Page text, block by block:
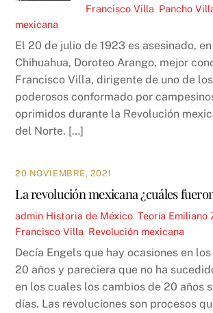
Francisco Villa Pancho
mexicana
El 20 de julio de 1923 es asesinado,
Chihuahua, Doroteo Arango, mejor
Francisco Villa, dirigente de uno de
poderosos conformado por
oprimidos durante la Revolución
del Norte. […]
20 NOVIEMBRE, 2021
La revolución mexicana ¿cuáles
admin Historia de México ,Teoría Emiliano
Francisco Villa Revolución mexicana
Decía Engels que hay ocasiones en
20 años y pareciera que no ha
en los cuales los cambios de 20 años
días. Las revoluciones son procesos